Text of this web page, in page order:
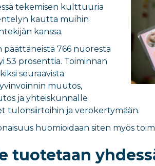
tekemisen kulttuuria
kautta muihin
kanssa.
päättäneistä 766 nuoresta
53 prosenttia. Toiminnan
seuraavista
muutos,
ja yhteiskunnalle
tulonsiirtoihin ja verokertymään.
huomioidaan siten myös
tuotetaan